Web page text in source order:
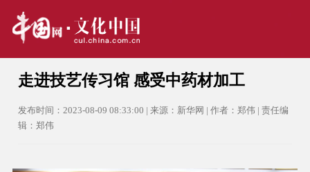
走进技艺传习馆 感受中药材加工
发布时间：2023-08-09 08:33:00 | 来源：新华网 | 作者：郑伟 | 责任编
辑：郑伟